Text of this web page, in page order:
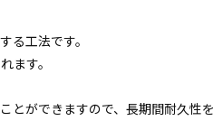
る工法です。
ます。
とができますので、長期間耐久性